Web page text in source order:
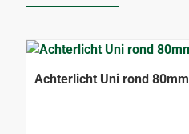
Achterlicht Uni rond 80mm